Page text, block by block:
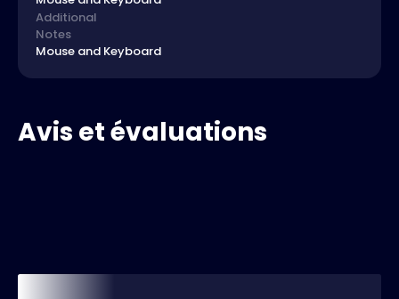
Additional
Notes
Mouse and Keyboard
Avis et évaluations